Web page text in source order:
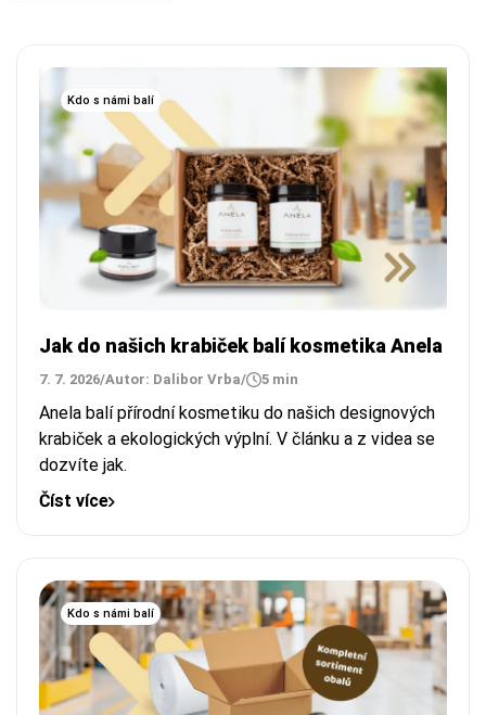
Kdo s námi balí
Jak do našich krabiček balí kosmetika Anela
7. 7. 2026/Autor: Dalibor Vrba/ 5 min
Anela balí přírodní kosmetiku do našich designových
krabiček a ekologických výplní. V článku a z videa se
dozvíte jak.
Číst více
Kdo s námi balí